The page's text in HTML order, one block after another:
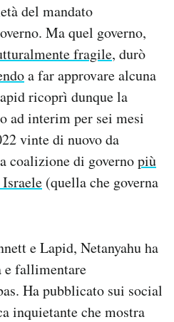
del mandato
Ma quel governo,
fragile, durò
a far approvare alcuna
ricoprì dunque la
ad interim per sei mesi
vinte di nuovo da
coalizione di governopiù
(quella che governa
e Lapid, Netanyahu ha
e fallimentare
Ha pubblicato sui social
inquietante che mostra